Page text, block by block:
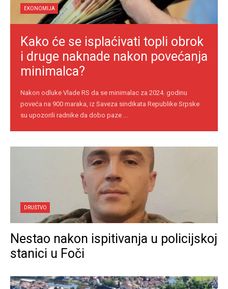
EKONOMIJA
Kako će se isplaćivati topli obrok
i druge naknade nakon povećanja
minimalca?
Nakon odluke Vlade RS da se minimalac za 2024. godinu
poveća na 900 maraka, iz Saveza sindikata Republike Srpske
su upozorili radnike da dobo paze ...
DRUŠTVO
Nestao nakon ispitivanja u policijskoj
stanici u Foči